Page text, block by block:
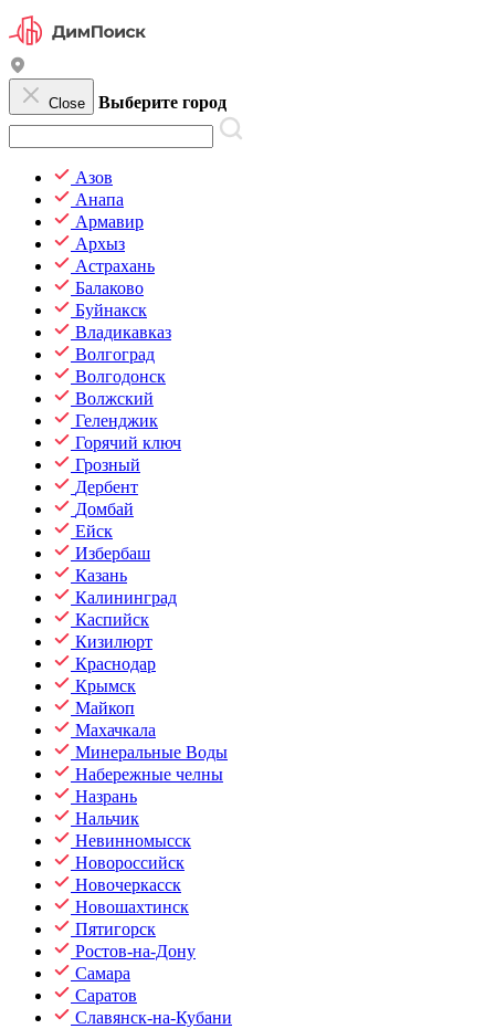
Close Выберите город
Азов
Анапа
Армавир
Архыз
Астрахань
Балаково
Буйнакск
Владикавказ
Волгоград
Волгодонск
Волжский
Геленджик
Горячий ключ
Грозный
Дербент
Домбай
Ейск
Избербаш
Казань
Калининград
Каспийск
Кизилюрт
Краснодар
Крымск
Майкоп
Махачкала
Минеральные Воды
Набережные челны
Назрань
Нальчик
Невинномысск
Новороссийск
Новочеркасск
Новошахтинск
Пятигорск
Ростов-на-Дону
Самара
Саратов
Славянск-на-Кубани